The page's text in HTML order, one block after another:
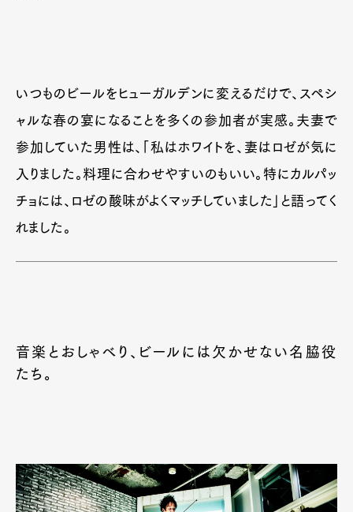
いつものビールをヒューガルデンに変えるだけで、スペシ
ャルな春の宴になることを多くの参加者が実感。夫妻で
参加していた男性は、「私はホワイトを、妻はロゼが気に
入りました。料理に合わせやすいのもいい。特にカルパッ
チョには、ロゼの酸味がよくマッチしていました」と語ってく
れました。
音楽とおしゃべり、ビールには欠かせない名脇役
たち。